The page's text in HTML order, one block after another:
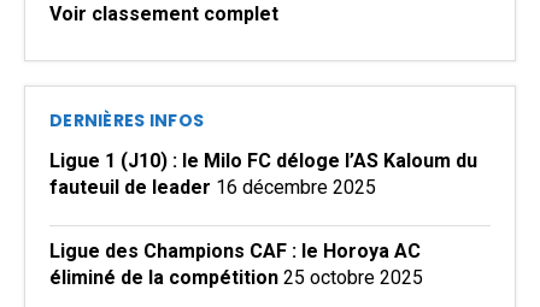
Voir classement complet
DERNIÈRES INFOS
Ligue 1 (J10) : le Milo FC déloge l’AS Kaloum du
fauteuil de leader 16 décembre 2025
Ligue des Champions CAF : le Horoya AC
éliminé de la compétition 25 octobre 2025